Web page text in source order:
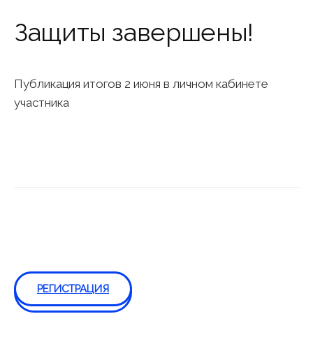
Защиты завершены!
Публикация итогов 2 июня в личном кабинете
участника
РЕГИСТРАЦИЯ